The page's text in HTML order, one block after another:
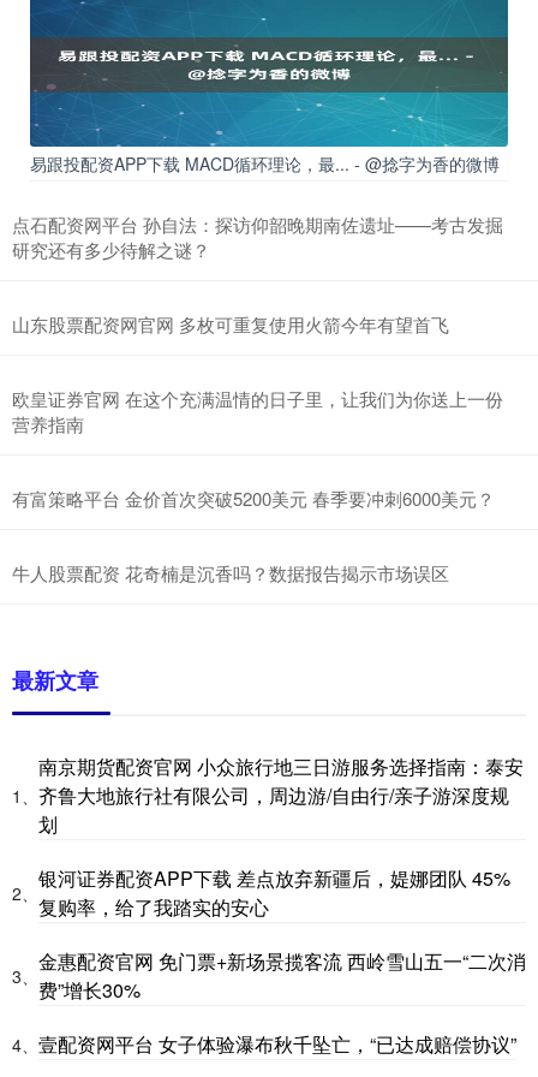
易跟投配资APP下载 MACD循环理论，最... - @捻字为香的微博
点石配资网平台 孙自法：探访仰韶晚期南佐遗址——考古发掘
研究还有多少待解之谜？
山东股票配资网官网 多枚可重复使用火箭今年有望首飞
欧皇证券官网 在这个充满温情的日子里，让我们为你送上一份
营养指南
有富策略平台 金价首次突破5200美元 春季要冲刺6000美元？
牛人股票配资 花奇楠是沉香吗？数据报告揭示市场误区
最新文章
1、
南京期货配资官网 小众旅行地三日游服务选择指南：泰安
齐鲁大地旅行社有限公司，周边游/自由行/亲子游深度规
划
2、
银河证券配资APP下载 差点放弃新疆后，媞娜团队 45%
复购率，给了我踏实的安心
3、
金惠配资官网 免门票+新场景揽客流 西岭雪山五一“二次消
费”增长30%
4、 壹配资网平台 女子体验瀑布秋千坠亡，“已达成赔偿协议”